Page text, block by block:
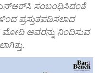
ಸಂಬಂಧಿಸಿದಂತೆ
ಪ್ರಸ್ತುತಪಡಿಸಲಾದ
ಮೋದಿ ಅವರನ್ನು ನಿಂದಿಸುವ